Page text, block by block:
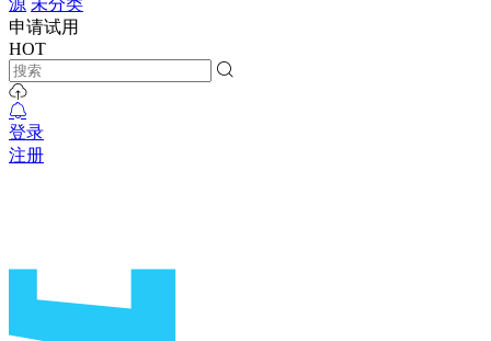
源 未分类
申请试用
HOT
登录
注册